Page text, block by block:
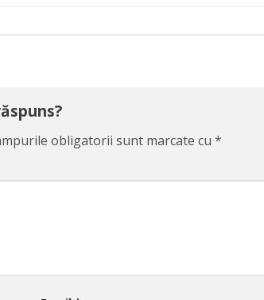
obligatorii sunt marcate cu *